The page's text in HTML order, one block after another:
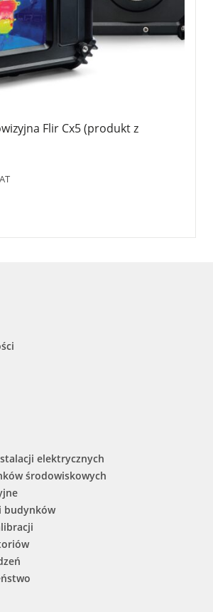
Flir Cx5 (produkt z
elektrycznych
środowiskowych
budynków